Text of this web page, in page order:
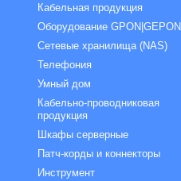
Кабельная продукция
Оборудование GPON|GEPON
Сетевые хранилища (NAS)
Телефония
Умный дом
Кабельно-проводниковая
продукция
Шкафы серверные
Патч-корды и коннекторы
Инструмент